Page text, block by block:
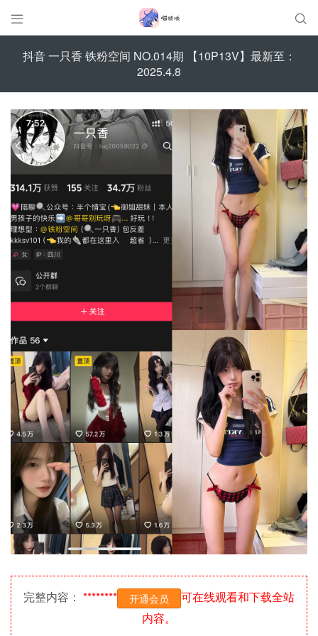
 
抖音 一只香 铁粉空间 NO.014期 【10P13V】最新至：
2025.4.8
完整内容： ******** 开通会员
可在线观看和下载全站
内容。